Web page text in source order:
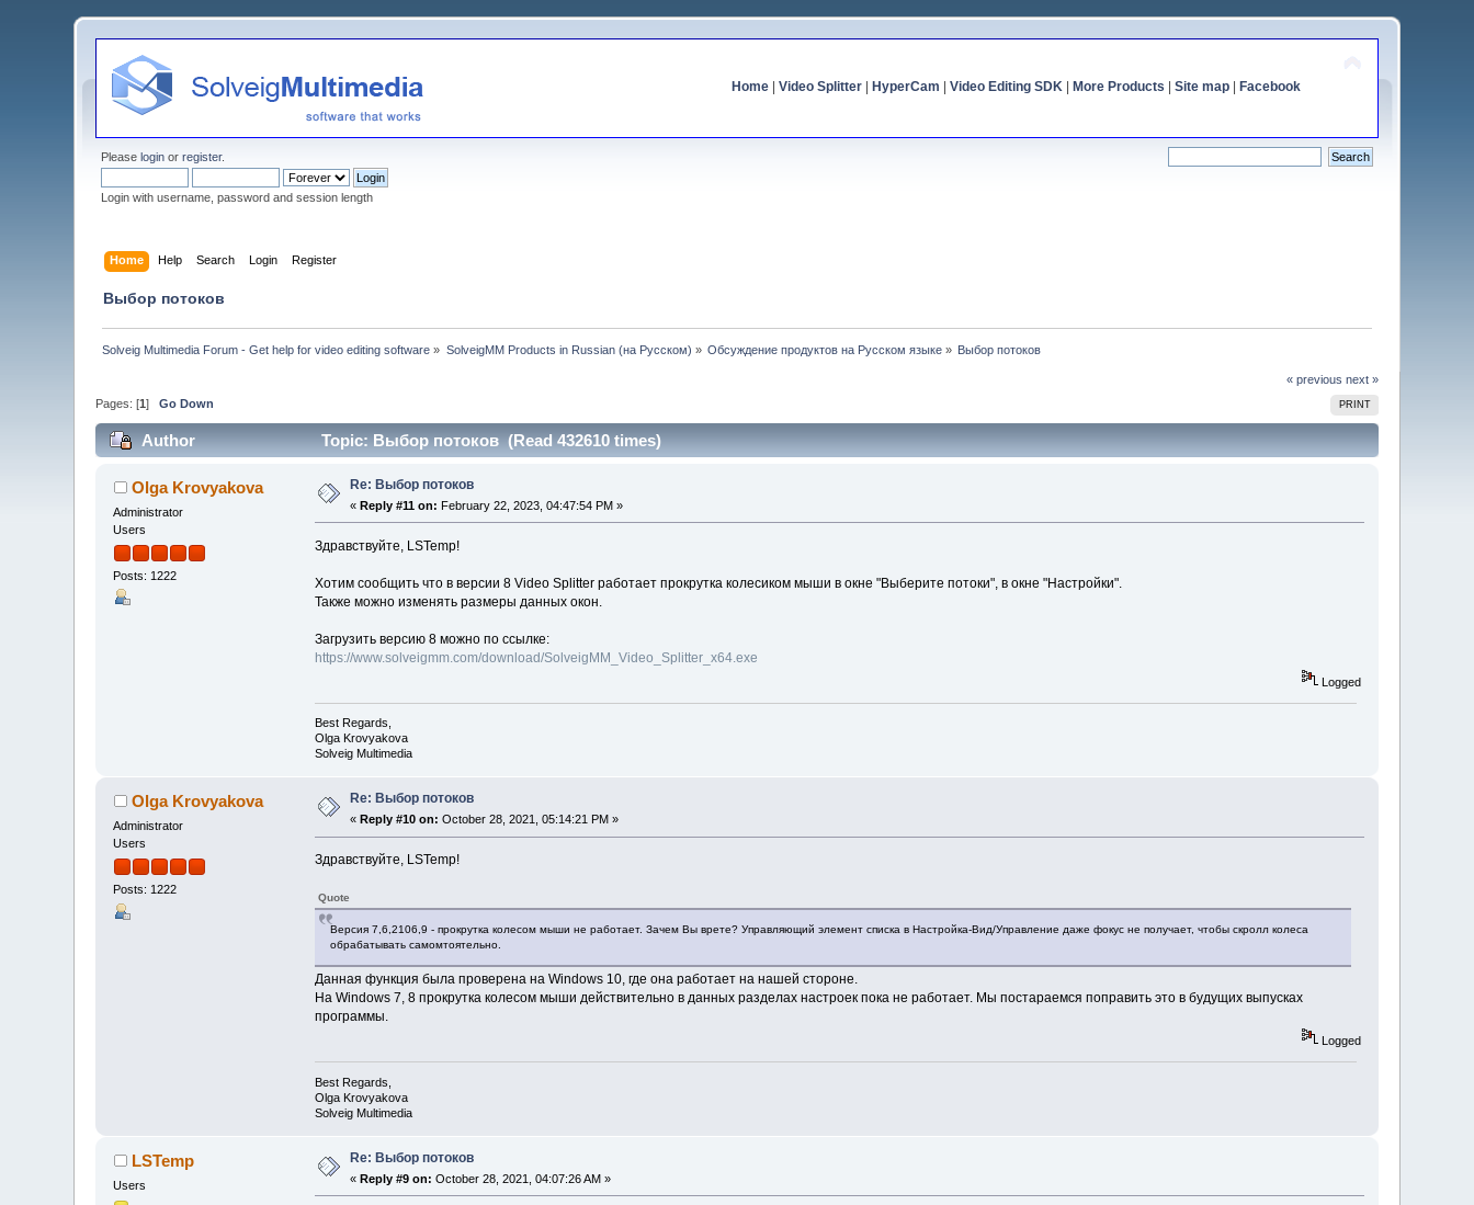
Home| Video Splitter| HyperCam Video Editing SDK| More Products Site map| Facebook
Pleaselogin orregister.
Login with username, password and session length
Home Help Search Login Register
Выбор потоков
Solveig Multimedia Forum - Get help for video editing software » SolveigMM Products in Russian (на Русском) » Обсуждение продуктов на Русском языке » Выбор потоков
« previous next »
PRINT
Pages: [1]Go Down
Author Topic: Выбор потоков (Read 432610 times)
Olga Krovyakova
Administrator
Users
Posts: 1222
Re: Выбор потоков
«Reply #11 on: February 22, 2023, 04:47:54 PM »
Здравствуйте, LSTemp!
Хотим сообщить что в версии 8 Video Splitter работает прокрутка колесиком мыши в окне "Выберите потоки", в окне "Настройки".
Также можно изменять размеры данных окон.
Загрузить версию 8 можно по ссылке:
https://www.solveigmm.com/download/SolveigMM_Video_Splitter_x64.exe
Logged
Best Regards,
Olga Krovyakova
Solveig Multimedia
Olga Krovyakova
Administrator
Users
Posts: 1222
Re: Выбор потоков
« Reply #10 on: October 28, 2021, 05:14:21 PM »
Здравствуйте, LSTemp!
Quote
Версия 7,6,2106,9 - прокрутка колесом мыши не работает. Зачем Вы врете? Управляющий элемент списка в Настройка-Вид/Управление даже фокус не получает, чтобы скролл колеса
обрабатывать самомтоятельно.
Данная функция была проверена на Windows 10, где она работает на нашей стороне.
На Windows 7, 8 прокрутка колесом мыши действительно в данных разделах настроек пока не работает. Мы постараемся поправить это в будущих выпусках
программы.
Logged
Best Regards,
Olga Krovyakova
Solveig Multimedia
LSTemp
Users
Re: Выбор потоков
«Reply #9 on: October 28, 2021, 04:07:26 AM »